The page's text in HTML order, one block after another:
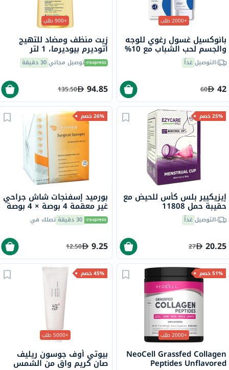
+2000 طلب
بانوكسيل غسول رغوي للوجه
والجسم لحب الشباب مع 10%
بيروكسيد البنزويل 156 جرام
التوصيلغداً
42
60
+900 طلب
زيت منظف ومضاد للتهيج
أتوديرم بيوديرما، 1 لتر
توصيل مجاني30 دقيقة
94.85
135.50
25% خصم
إيزيكيير بلس كأس للحيض مع
حقيبة حمل 11808
التوصيلغداً
20.25
27
26% خصم
بورميد إسفنجات شاش جراحي
غير معقمة 4 بوصة × 4 بوصة
× 8 طبقات 100 قطعة 30 دقيقة تصلك في
9.25
12.50
51% خصم
+2000 طلب
NeoCell Grassfed Collagen
Peptides Unflavored
45% خصم
+5000 طلب
بيوتي أوف جوسون ريليف
صان كريم واقٍ من الشمس